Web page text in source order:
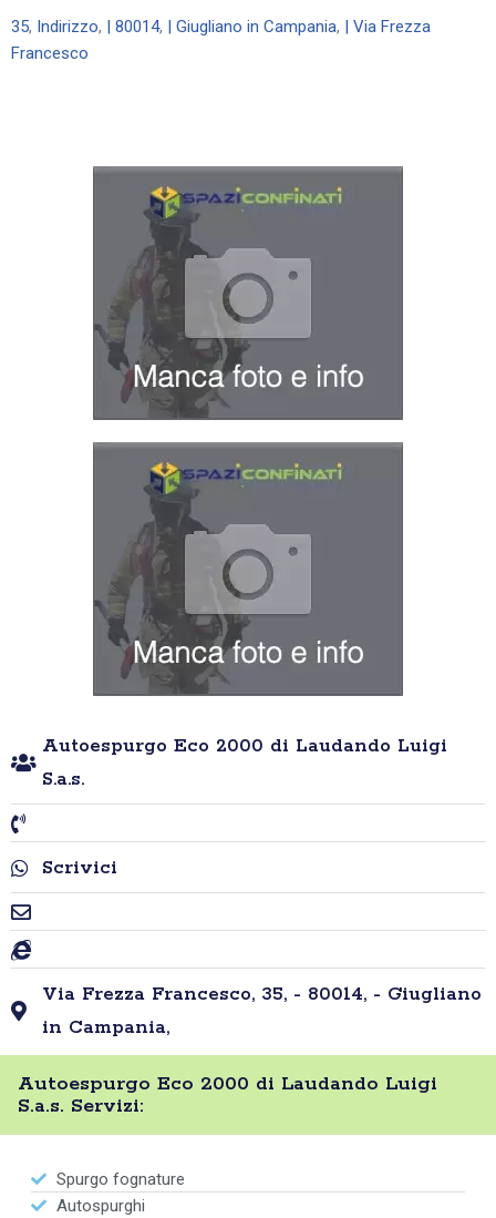
35, Indirizzo, | 80014, | Giugliano in Campania,
| Via Frezza
Francesco
Autoespurgo Eco 2000 di Laudando Luigi
S.a.s.
Scrivici
Via Frezza Francesco, 35, - 80014, - Giugliano
in Campania,
Autoespurgo Eco 2000 di Laudando Luigi
S.a.s. Servizi:
Spurgo fognature
Autospurghi